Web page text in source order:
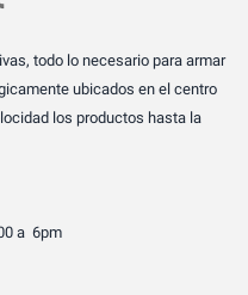
todo lo necesario para armar
ubicados en el centro
los productos hasta la
a 6pm